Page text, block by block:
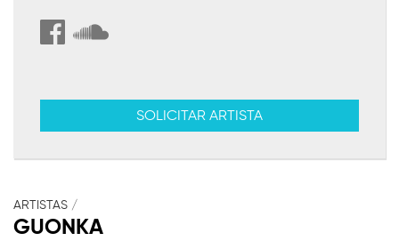
SOLICITAR ARTISTA
ARTISTAS /
GUONKA